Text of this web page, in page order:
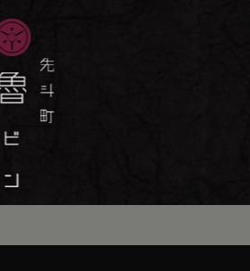
理・和食
ブログ
和食が自慢の「魯ビ
ます。